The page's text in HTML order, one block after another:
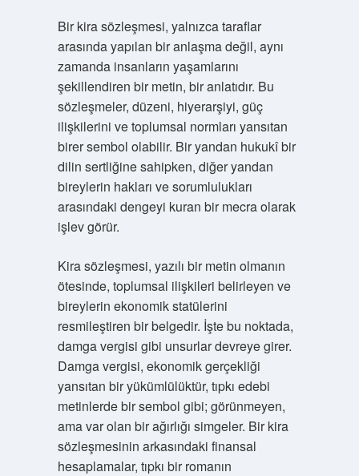
Bir kira sözleşmesi, yalnızca taraflar
arasında yapılan bir anlaşma değil, aynı
zamanda insanların yaşamlarını
şekillendiren bir metin, bir anlatıdır. Bu
sözleşmeler, düzeni, hiyerarşiyi, güç
ilişkilerini ve toplumsal normları yansıtan
birer sembol olabilir. Bir yandan hukukî bir
dilin sertliğine sahipken, diğer yandan
bireylerin hakları ve sorumlulukları
arasındaki dengeyi kuran bir mecra olarak
işlev görür.
Kira sözleşmesi, yazılı bir metin olmanın
ötesinde, toplumsal ilişkileri belirleyen ve
bireylerin ekonomik statülerini
resmileştiren bir belgedir. İşte bu noktada,
damga vergisi gibi unsurlar devreye girer.
Damga vergisi, ekonomik gerçekliği
yansıtan bir yükümlülüktür, tıpkı edebi
metinlerde bir sembol gibi; görünmeyen,
ama var olan bir ağırlığı simgeler. Bir kira
sözleşmesinin arkasındaki finansal
hesaplamalar, tıpkı bir romanın